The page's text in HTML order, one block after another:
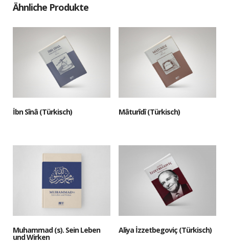
Ähnliche Produkte
İbn Sînâ (Türkisch) Mâturîdî (Türkisch)
Muhammad (s). Sein Leben
und Wirken
Aliya İzzetbegoviç (Türkisch)